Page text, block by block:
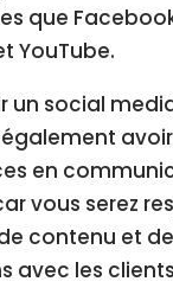
que
YouTube.
un social
en
vous serez
contenu et
avec les